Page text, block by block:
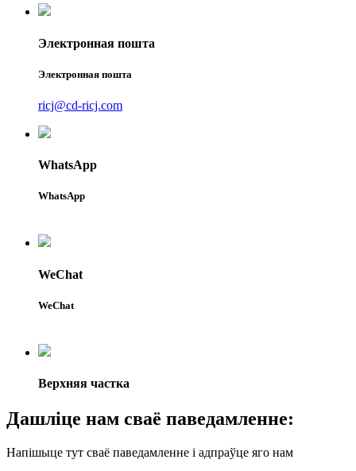
Электронная пошта
Электронная пошта
ricj@cd-ricj.com
WhatsApp
WhatsApp
WeChat
WeChat
Верхняя частка
Дашліце нам сваё паведамленне:
Напішыце тут сваё паведамленне і адпраўце яго нам